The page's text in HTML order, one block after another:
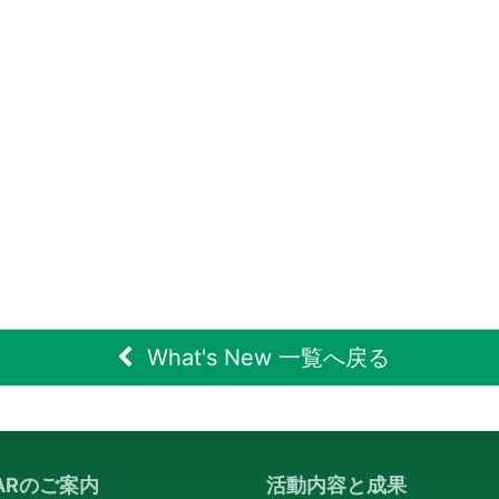
What's New 一覧へ戻る
のご案内 活動内容と成果